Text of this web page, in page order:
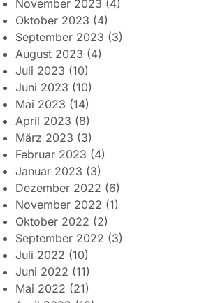
November 2023 (4)
Oktober 2023 (4)
September 2023 (3)
August 2023 (4)
Juli 2023 (10)
Juni 2023 (10)
Mai 2023 (14)
April 2023 (8)
März 2023 (3)
Februar 2023 (4)
Januar 2023 (3)
Dezember 2022 (6)
November 2022 (1)
Oktober 2022 (2)
September 2022 (3)
Juli 2022 (10)
Juni 2022 (11)
Mai 2022 (21)